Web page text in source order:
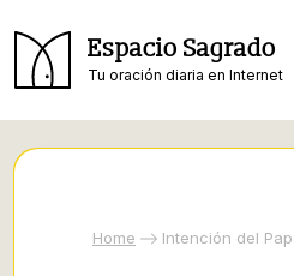
Espacio Sagrado
Tu oración diaria en Internet
Home Intención del